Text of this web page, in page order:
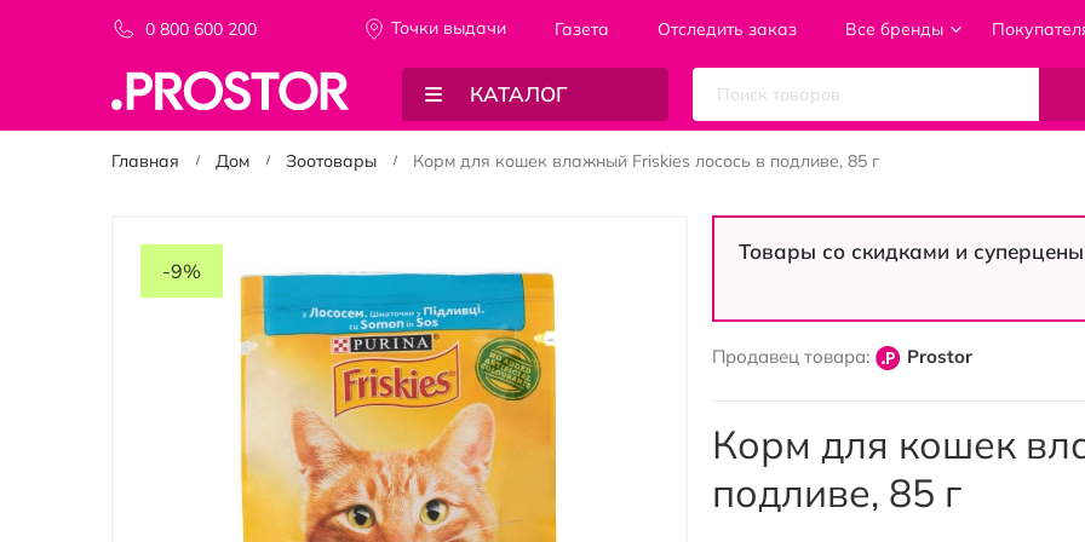
0 800 600 200 Точки выдачи Газета Отследить заказ Все бренды
КАТАЛОГ
Главная Дом Зоотовары Корм для кошек влажный Friskies лосось в подливе, 85 г
перейти-9%
Товары со скидками и суперцены
Продавец товара: Prostor
Корм для кошек
подливе, 85 г